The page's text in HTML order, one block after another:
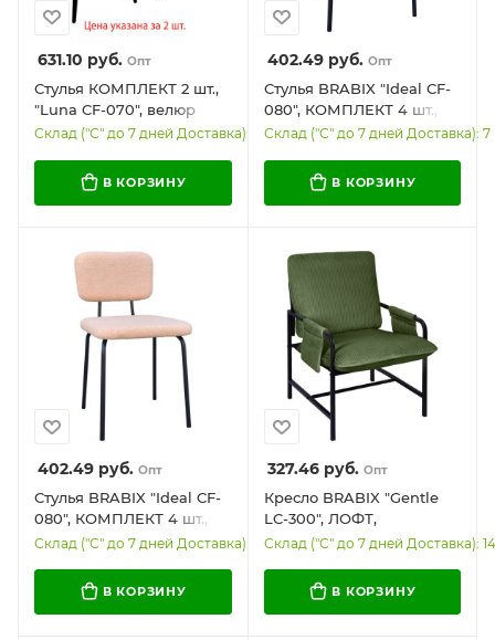
631.10 руб. Опт
Стулья КОМПЛЕКТ 2 шт.,
"Luna CF-070", велюр
серый, каркас
усиленный, черный,
BRABIX, 532770
Склад ("С" до 7 дней Доставка): 8
В КОРЗИНУ
402.49руб. Опт
Стулья BRABIX "Ideal CF-
080", КОМПЛЕКТ 4 шт.,
черный каркас, букле
Склад ("С" до 7 дней Доставка): 7
В КОРЗИНУ
402.49 руб. Опт
Стулья BRABIX "Ideal CF-
080", КОМПЛЕКТ 4 шт.,
черный каркас, букле
Склад ("С" до 7 дней Доставка): 11
В КОРЗИНУ
327.46руб. Опт
Кресло BRABIX "Gentle
LC-300", ЛОФТ,
пружинный блок, ткань
оливковое, 533145
Склад ("С" до 7 дней Доставка):
В КОРЗИНУ